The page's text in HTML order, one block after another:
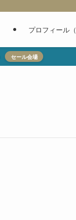
プロフィール
セール会場